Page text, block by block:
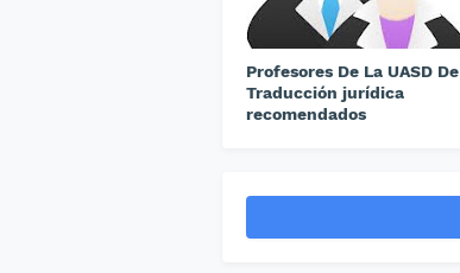
Profesores De La UASD De
Traducción jurídica
recomendados